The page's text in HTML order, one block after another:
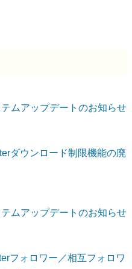
テムアップデートのお知らせ
ダウンロード制限機能の廃
テムアップデートのお知らせ
フォロワー／相互フォロワ